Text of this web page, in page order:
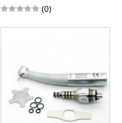
(0)